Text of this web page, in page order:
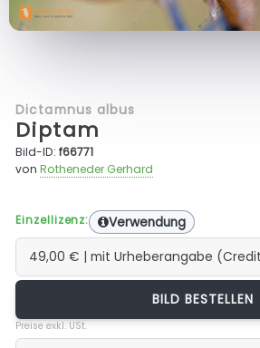
Dictamnus albus
Diptam
Bild-ID:f66771
vonRotheneder Gerhard
Einzellizenz: Verwendung
BILD BESTELLEN
Preise exkl. USt.